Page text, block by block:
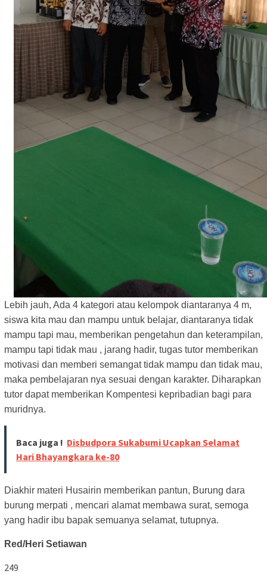
Lebih jauh, Ada 4 kategori atau kelompok diantaranya 4 m,
siswa kita mau dan mampu untuk belajar, diantaranya tidak
mampu tapi mau, memberikan pengetahun dan keterampilan,
mampu tapi tidak mau , jarang hadir, tugas tutor memberikan
motivasi dan memberi semangat tidak mampu dan tidak mau,
maka pembelajaran nya sesuai dengan karakter. Diharapkan
tutor dapat memberikan Kompentesi kepribadian bagi para
muridnya.
Baca juga ! Disbudpora Sukabumi Ucapkan Selamat
Hari Bhayangkara ke-80
Diakhir materi Husairin memberikan pantun, Burung dara
burung merpati , mencari alamat membawa surat, semoga
yang hadir ibu bapak semuanya selamat, tutupnya.
Red/Heri Setiawan
249